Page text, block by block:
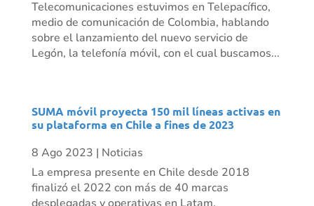
Telecomunicaciones estuvimos en Telepacífico,
medio de comunicación de Colombia, hablando
sobre el lanzamiento del nuevo servicio de
Legón, la telefonía móvil, con el cual buscamos...
SUMA móvil proyecta 150 mil líneas activas en
su plataforma en Chile a fines de 2023
8 Ago 2023 | Noticias
La empresa presente en Chile desde 2018
finalizó el 2022 con más de 40 marcas